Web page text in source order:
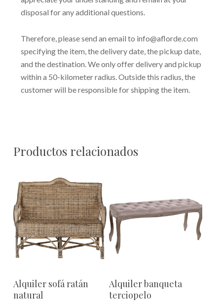
disposal for any additional questions.
Therefore, please send an email to info@aflorde.com
specifying the item, the delivery date, the pickup date,
and the destination. We only offer delivery and pickup
within a 50-kilometer radius. Outside this radius, the
customer will be responsible for shipping the item.
Productos relacionados
Añadir Al Carrito
Alquiler sofá ratán
natural
Añadir Al Carrito
Alquiler banqueta
terciopelo